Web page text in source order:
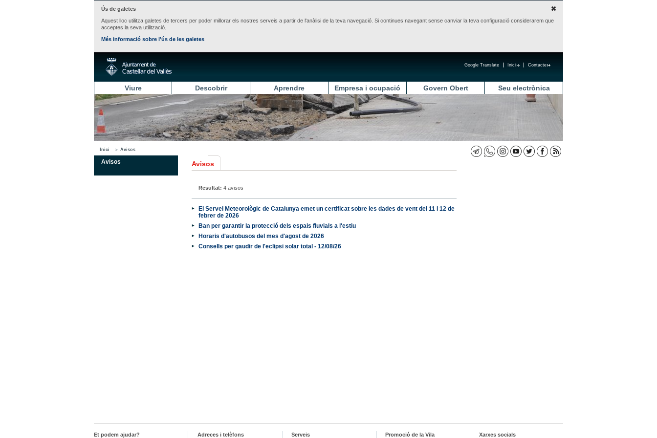
Ús de galetes
Aquest lloc utilitza galetes de tercers per poder millorar els nostres serveis a partir de l'anàlisi de la teva navegació. Si continues navegant sense canviar la teva configuració considerarem que
acceptes la seva utilització.
Més informació sobre l'ús de les galetes
Contacte
Inici
Google Translate
Viure Descobrir Aprendre Empresa i ocupació Govern Obert Seu electrònica
Inici Avisos
Avisos Avisos
Resultat: 4 avisos
El Servei Meteorològic de Catalunya emet un certificat sobre les dades de vent del 11 i 12 de
febrer de 2026
Ban per garantir la protecció dels espais fluvials a l'estiu
Horaris d'autobusos del mes d'agost de 2026
Consells per gaudir de l'eclipsi solar total - 12/08/26
Et podem ajudar? Adreces i telèfons Serveis Promoció de la Vila Xarxes socials